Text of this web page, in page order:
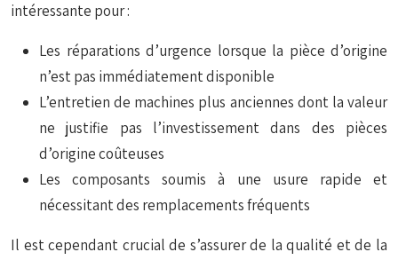
intéressante pour :
Les réparations d’urgence lorsque la pièce d’origine
n’est pas immédiatement disponible
L’entretien de machines plus anciennes dont la valeur
ne justifie pas l’investissement dans des pièces
d’origine coûteuses
Les composants soumis à une usure rapide et
nécessitant des remplacements fréquents
Il est cependant crucial de s’assurer de la qualité et de la